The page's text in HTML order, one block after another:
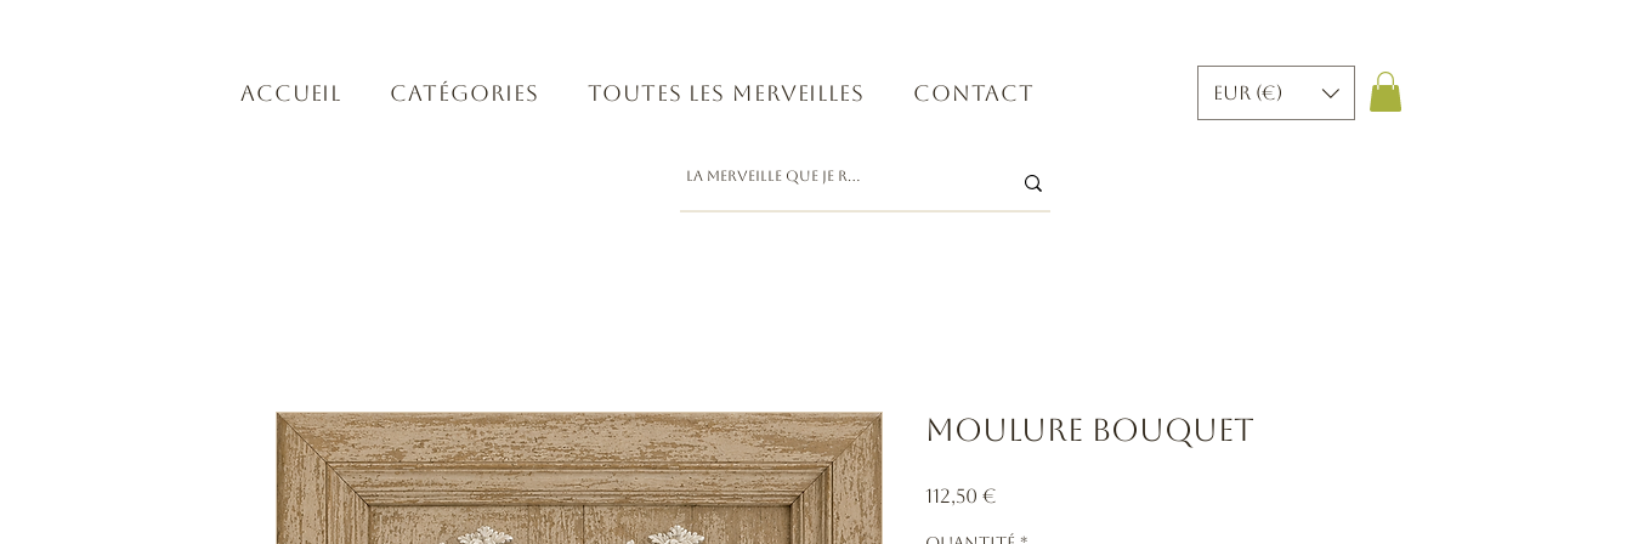
Accueil Catégories Toutes les merveilles Contact EUR (€)
Moulure bouquet
112,50 €